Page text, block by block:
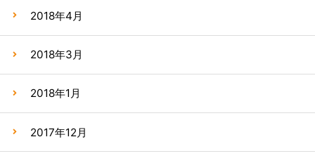
2018年4月
2018年3月
2018年1月
2017年12月